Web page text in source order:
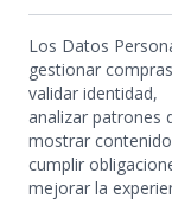
Los Datos
gestionar
validar identidad,
analizar patrones
mostrar
cumplir
mejorar la